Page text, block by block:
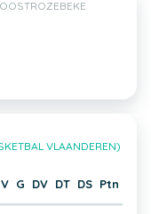
VLAANDEREN)
V G DV DT DS Ptn